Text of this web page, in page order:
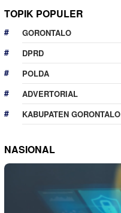
TOPIK POPULER
GORONTALO
DPRD
POLDA
ADVERTORIAL
KABUPATEN GORONTALO
NASIONAL